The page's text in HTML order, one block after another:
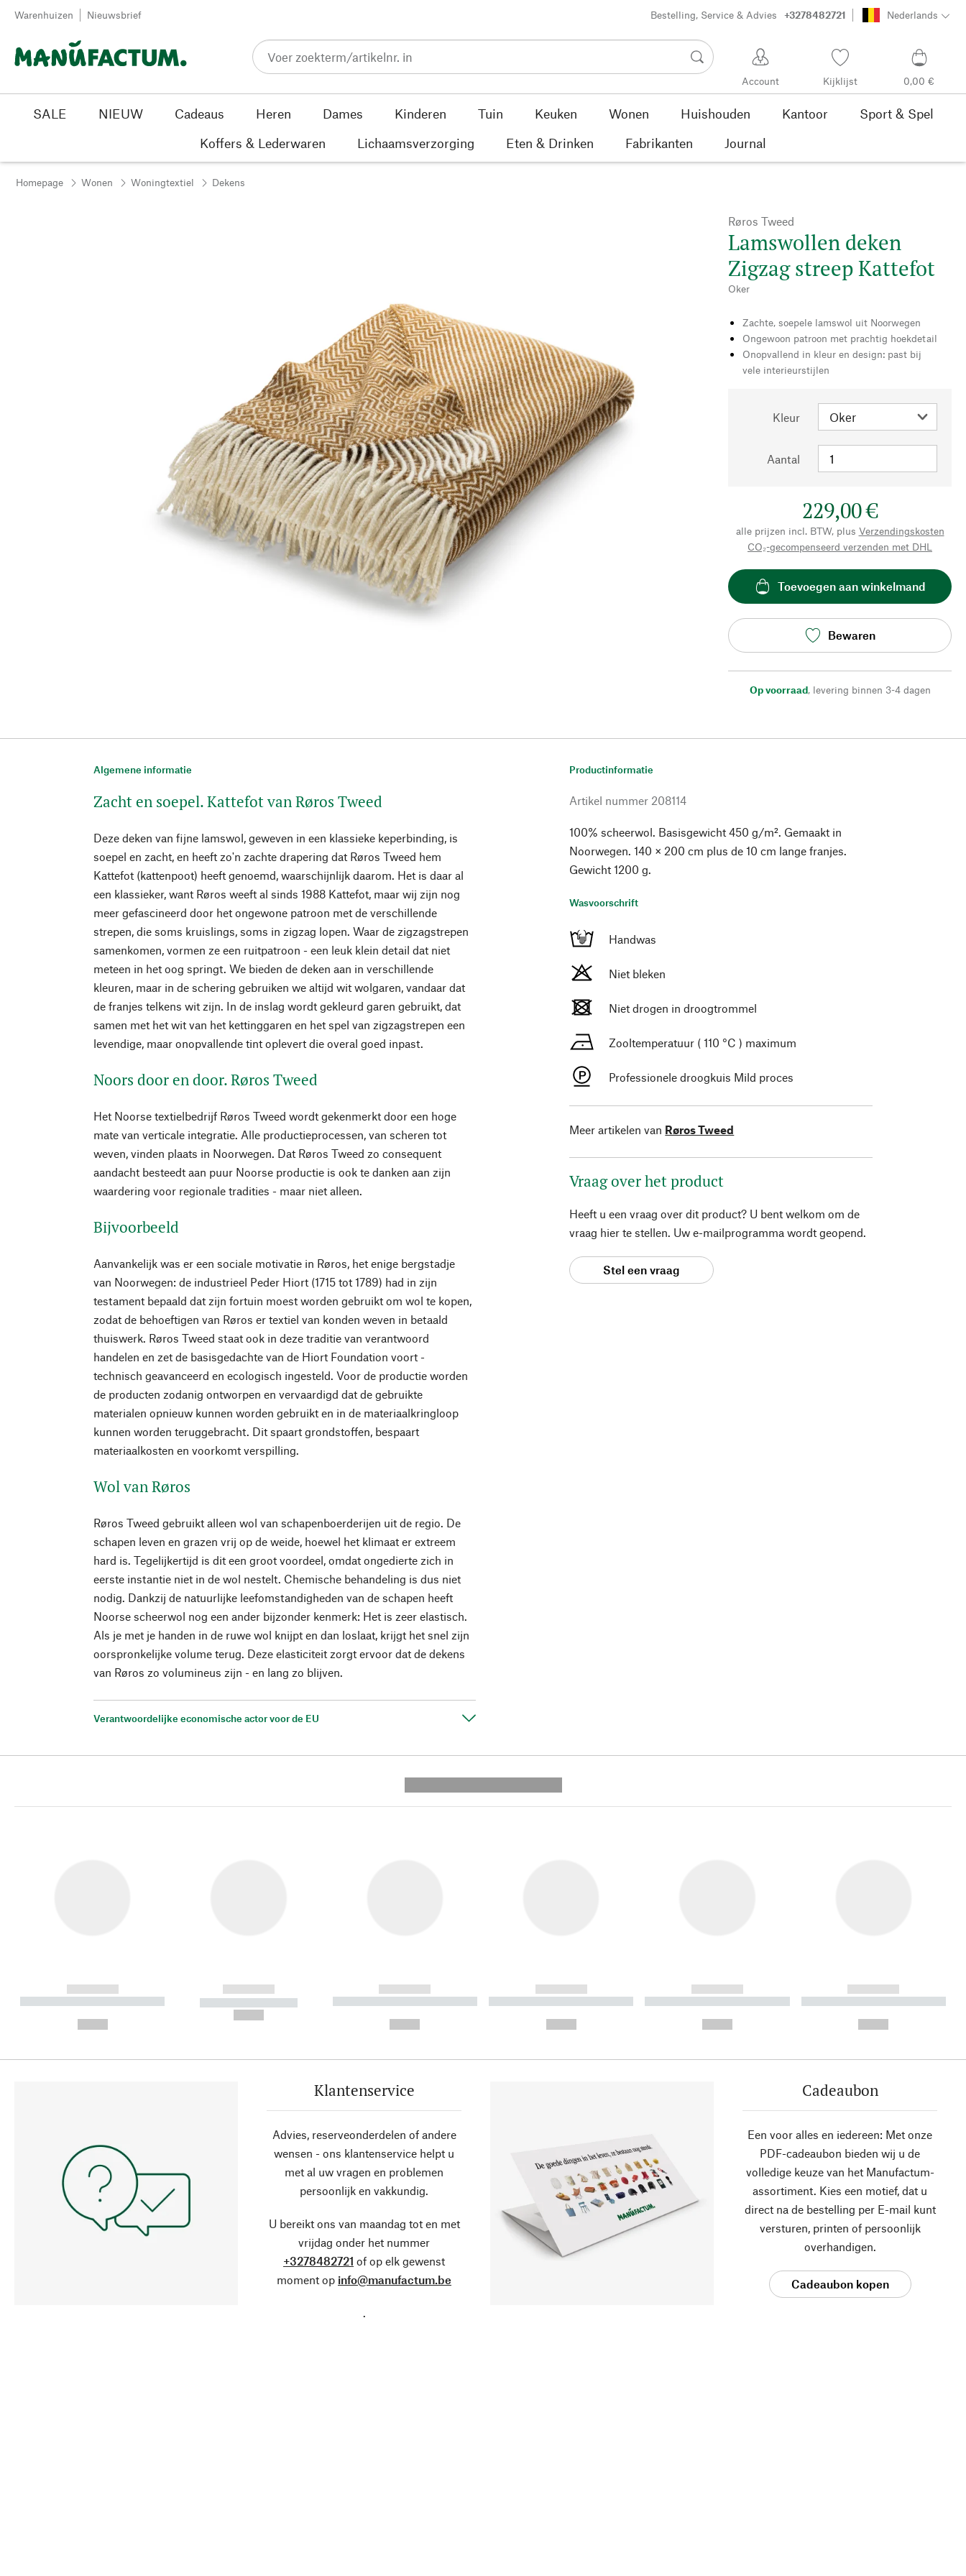
Passer au contenu
Warenhuizen Nieuwsbrief Bestelling, Service & Advies +3278482721 Nederlands
Account Kijklijst 0,00 €
SALE NIEUW Cadeaus Heren Dames Kinderen Tuin Keuken Wonen Huishouden Kantoor
Sport & Spel
Koffers & Lederwaren
Lichaamsverzorging Eten & Drinken Fabrikanten Journal
Homepage Wonen Woningtextiel Dekens
Røros Tweed
Lamswollen deken
Zigzag streep Kattefot
Oker
Zachte, soepele lamswol uit Noorwegen
Ongewoon patroon met prachtig hoekdetail
Onopvallend in kleur en design: past bij
vele interieurstijlen
Kleur
Aantal
229,00 €
alle prijzen incl. BTW, plus Verzendingskosten
CO₂-gecompenseerd verzenden met DHL
Toevoegen aan winkelmand
Bewaren
Op voorraad, levering binnen 3-4 dagen
Algemene informatie
Zacht en soepel. Kattefot van Røros Tweed
Deze deken van fijne lamswol, geweven in een klassieke keperbinding, is
soepel en zacht, en heeft zo'n zachte drapering dat Røros Tweed hem
Kattefot (kattenpoot) heeft genoemd, waarschijnlijk daarom. Het is daar al
een klassieker, want Røros weeft al sinds 1988 Kattefot, maar wij zijn nog
meer gefascineerd door het ongewone patroon met de verschillende
strepen, die soms kruislings, soms in zigzag lopen. Waar de zigzagstrepen
samenkomen, vormen ze een ruitpatroon - een leuk klein detail dat niet
meteen in het oog springt. We bieden de deken aan in verschillende
kleuren, maar in de schering gebruiken we altijd wit wolgaren, vandaar dat
de franjes telkens wit zijn. In de inslag wordt gekleurd garen gebruikt, dat
samen met het wit van het kettinggaren en het spel van zigzagstrepen een
levendige, maar onopvallende tint oplevert die overal goed inpast.
Noors door en door. Røros Tweed
Het Noorse textielbedrijf Røros Tweed wordt gekenmerkt door een hoge
mate van verticale integratie. Alle productieprocessen, van scheren tot
weven, vinden plaats in Noorwegen. Dat Røros Tweed zo consequent
aandacht besteedt aan puur Noorse productie is ook te danken aan zijn
waardering voor regionale tradities - maar niet alleen.
Bijvoorbeeld
Aanvankelijk was er een sociale motivatie in Røros, het enige bergstadje
van Noorwegen: de industrieel Peder Hiort (1715 tot 1789) had in zijn
testament bepaald dat zijn fortuin moest worden gebruikt om wol te kopen,
zodat de behoeftigen van Røros er textiel van konden weven in betaald
thuiswerk. Røros Tweed staat ook in deze traditie van verantwoord
handelen en zet de basisgedachte van de Hiort Foundation voort -
technisch geavanceerd en ecologisch ingesteld. Voor de productie worden
de producten zodanig ontworpen en vervaardigd dat de gebruikte
materialen opnieuw kunnen worden gebruikt en in de materiaalkringloop
kunnen worden teruggebracht. Dit spaart grondstoffen, bespaart
materiaalkosten en voorkomt verspilling.
Wol van Røros
Røros Tweed gebruikt alleen wol van schapenboerderijen uit de regio. De
schapen leven en grazen vrij op de weide, hoewel het klimaat er extreem
hard is. Tegelijkertijd is dit een groot voordeel, omdat ongedierte zich in
eerste instantie niet in de wol nestelt. Chemische behandeling is dus niet
nodig. Dankzij de natuurlijke leefomstandigheden van de schapen heeft
Noorse scheerwol nog een ander bijzonder kenmerk: Het is zeer elastisch.
Als je met je handen in de ruwe wol knijpt en dan loslaat, krijgt het snel zijn
oorspronkelijke volume terug. Deze elasticiteit zorgt ervoor dat de dekens
van Røros zo volumineus zijn - en lang zo blijven.
Verantwoordelijke economische actor voor de EU
Productinformatie
Artikel nummer 208114
100% scheerwol. Basisgewicht 450 g/m². Gemaakt in
Noorwegen. 140 × 200 cm plus de 10 cm lange franjes.
Gewicht 1200 g.
Wasvoorschrift
Handwas
Niet bleken
Niet drogen in droogtrommel
Zooltemperatuur ( 110 °C ) maximum
Professionele droogkuis Mild proces
Meer artikelen van Røros Tweed
Vraag over het product
Heeft u een vraag over dit product? U bent welkom om de
vraag hier te stellen. Uw e-mailprogramma wordt geopend.
Stel een vraag
------------
----------- ----------- ----------
------------
----------- -----------
------------
----------- ----------- ----------
------------
----------- ----------- ----------
------------
----------- ----------- ----------
------------
----------- ----------- ----------
Klantenservice
Advies, reserveonderdelen of andere
wensen - ons klantenservice helpt u
met al uw vragen en problemen
persoonlijk en vakkundig.
U bereikt ons van maandag tot en met
vrijdag onder het nummer
+3278482721 of op elk gewenst
moment op info@manufactum.be
.
Cadeaubon
Een voor alles en iedereen: Met onze
PDF-cadeaubon bieden wij u de
volledige keuze van het Manufactum-
assortiment. Kies een motief, dat u
direct na de bestelling per E-mail kunt
versturen, printen of persoonlijk
overhandigen.
Cadeaubon kopen